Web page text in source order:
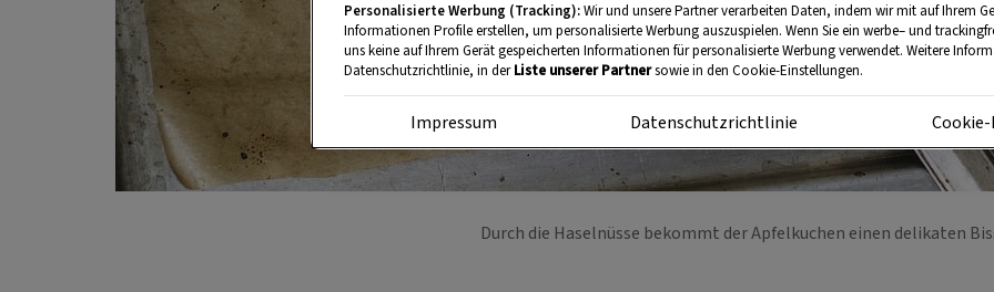
Durch die Haselnüsse bekommt der Apfelkuchen einen delikaten
Personalisierte Werbung (Tracking):Wir und unsere Partner verarbeiten Daten, indem wir mit auf Ihrem
Informationen Profile erstellen, um personalisierte Werbung auszuspielen. Wenn Sie ein werbe– und
uns keine auf Ihrem Gerät gespeicherten Informationen für personalisierte Werbung verwendet. Weitere
Datenschutzrichtlinie, in derListe unserer Partnersowie in den Cookie-Einstellungen.
Impressum Datenschutzrichtlinie